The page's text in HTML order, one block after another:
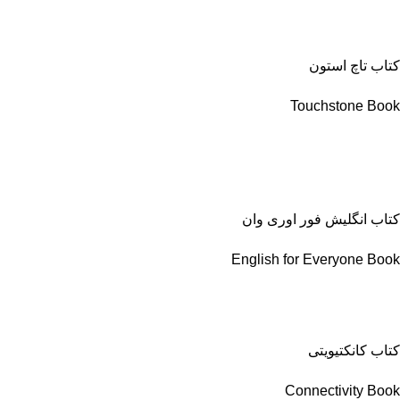
کتاب تاچ استون
Touchstone Book
کتاب انگلیش فور اوری وان
English for Everyone Book
کتاب کانکتیویتی
Connectivity Book